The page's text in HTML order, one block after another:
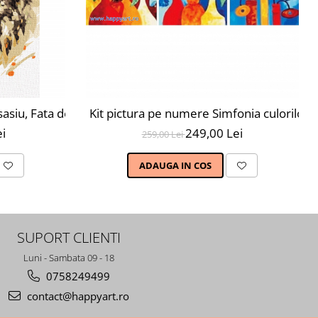
avansat, MC1079
Fata de bufnita, 30X40 cm, 27 culori, nivel avansat,
Kit pictura pe numere Simfonia culorilor,
259,00 Lei249,00 Lei
ADAUGA IN COS
SUPORT CLIENTI
Luni - Sambata 09 - 18
0758249499
contact@happyart.ro